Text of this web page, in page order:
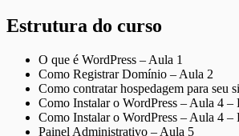
Estrutura do curso
O que é WordPress – Aula 1
Como Registrar Domínio – Aula 2
Como contratar hospedagem para seu
Como Instalar o WordPress – Aula 4 –
Como Instalar o WordPress – Aula 4 –
Painel Administrativo – Aula 5